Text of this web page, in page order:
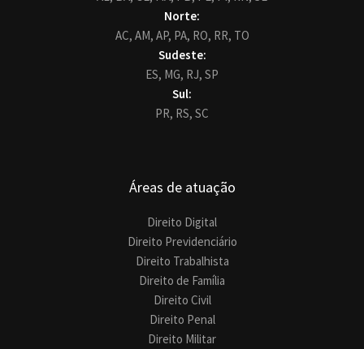
Norte:
AC, AM, AP, PA, RO, RR, TO
Sudeste:
ES, MG, RJ, SP
Sul:
PR, RS, SC
Áreas de atuação
Direito Digital
Direito Previdenciário
Direito Trabalhista
Direito de Família
Direito Civil
Direito Penal
Direito Militar